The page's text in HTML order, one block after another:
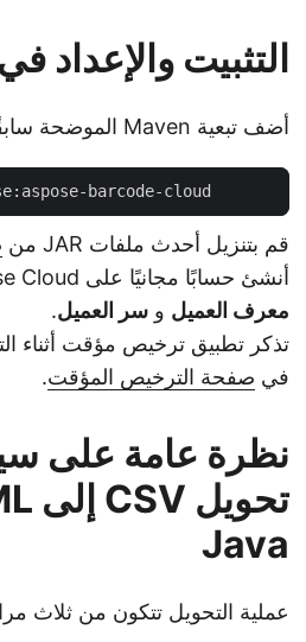
التثبيت والإعداد في Java
أضف تبعية Maven الموضحة سابقًا، ثم شغّل:
قم بتنزيل أحدث ملفات JAR من
أنشئ حسابًا مجانيًا على Aspose Cloud للحصول على
معرف العميلوسر العميل.
تذكر تطبيق ترخيص مؤقت أثناء
في صفحة الترخيص المؤقت.
نظرة عامة على
Java
عملية التحويل تتكون من ثلاث